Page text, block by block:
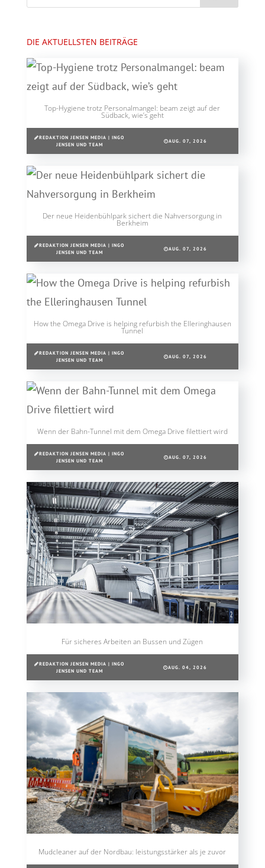
DIE AKTUELLSTEN BEITRÄGE
Top-Hygiene trotz Personalmangel: beam zeigt auf der
Südback, wie’s geht
REDAKTION JENSEN MEDIA | INGO
JENSEN UND TEAM
AUG. 07, 2026
Der neue Heidenbühlpark sichert die Nahversorgung in
Berkheim
REDAKTION JENSEN MEDIA | INGO
JENSEN UND TEAM
AUG. 07, 2026
How the Omega Drive is helping refurbish the Elleringhausen
Tunnel
REDAKTION JENSEN MEDIA | INGO
JENSEN UND TEAM
AUG. 07, 2026
Wenn der Bahn-Tunnel mit dem Omega Drive filettiert wird
REDAKTION JENSEN MEDIA | INGO
JENSEN UND TEAM
AUG. 07, 2026
Für sicheres Arbeiten an Bussen und Zügen
REDAKTION JENSEN MEDIA | INGO
JENSEN UND TEAM
AUG. 04, 2026
Mudcleaner auf der Nordbau: leistungsstärker als je zuvor